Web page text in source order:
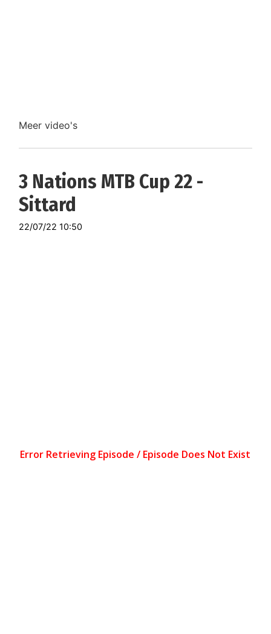
Meer video's
3 Nations MTB Cup 22 -
Sittard
22/07/22 10:50